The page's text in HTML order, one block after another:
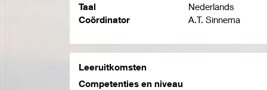
Taal
Nederlands
Coördinator
A.T. Sinnema
Leeruitkomsten
Competenties en niveau